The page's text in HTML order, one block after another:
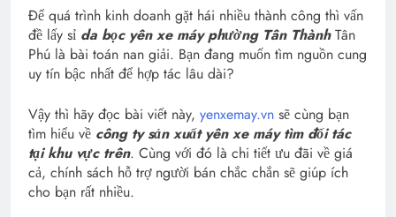
Để quá trình kinh doanh gặt hái nhiều thành công thì vấn
đề lấy sỉ da bọc yên xe máy phường Tân ThànhTân
Phú là bài toán nan giải. Bạn đang muốn tìm nguồn cung
uy tín bậc nhất để hợp tác lâu dài?
Vậy thì hãy đọc bài viết này, yenxemay.vn sẽ cùng bạn
tìm hiểu về công ty sản xuất yên xe máy tìm đối tác
tại khu vực trên. Cùng với đó là chi tiết ưu đãi về giá
cả, chính sách hỗ trợ người bán chắc chắn sẽ giúp ích
cho bạn rất nhiều.